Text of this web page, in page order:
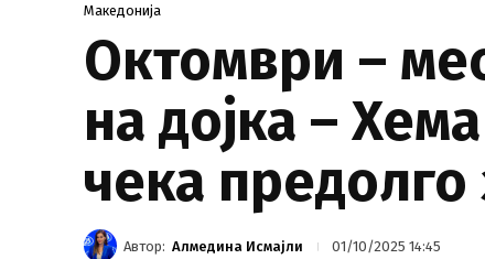
Македонија
Октомври –
на дојка –
чека
Автор: Алмедина Исмајли 01/10/2025 14:45